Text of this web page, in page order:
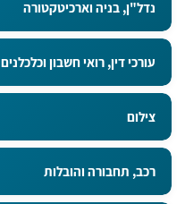
נדל"ן, בניה וארכיטקטורה
עורכי דין, רואי חשבון וכלכלנים
צילום
רכב, תחבורה והובלות